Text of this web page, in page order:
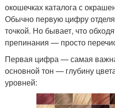
окошечках каталога с
Обычно первую цифру
точкой. Но бывает, что
препинания — просто
Первая цифра — самая
основной тон — глубину
уровней: